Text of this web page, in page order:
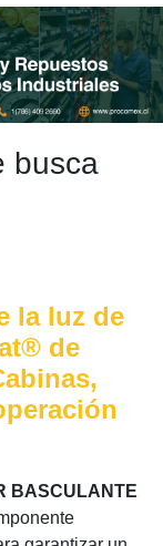
busca
la luz de
de
BASCULANTE